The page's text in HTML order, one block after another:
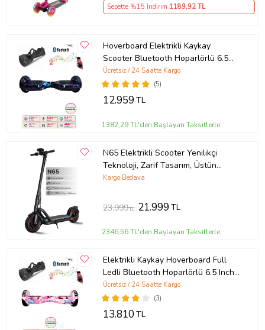
Sepette %15 İndirim 1189,92 TL
Hoverboard Elektrikli Kaykay
Scooter Bluetooth Hoparlörlü 6.5
inch Çanta Hediyeli D12 (Okyanus
Mavi)
(5)
Ücretsiz / 24 Saatte Kargo
12.959TL
1382,29 TL'den Başlayan Taksitlerle
N65 Elektrikli Scooter Yenilikçi
Teknoloji, Zarif Tasarım, Üstün
Konfor, Güvenli Sürüş
Kargo Bedava
23.999TL 21.999TL
2346,56 TL'den Başlayan Taksitlerle
Elektrikli Kaykay Hoverboard Full
Ledli Bluetooth Hoparlörlü 6.5 Inch
Çanta Hediyeli D05
(3)
Ücretsiz / 24 Saatte Kargo
13.810TL